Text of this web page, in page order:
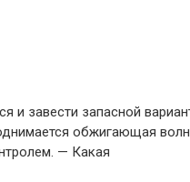
и завести запасной
обжигающая
— Какая